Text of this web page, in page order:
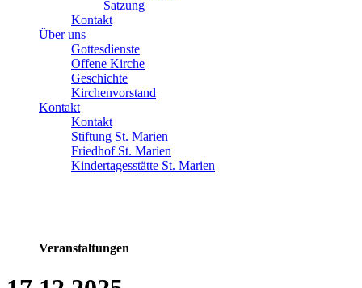
Satzung
Kontakt
Über uns
Gottesdienste
Offene Kirche
Geschichte
Kirchenvorstand
Kontakt
Kontakt
Stiftung St. Marien
Friedhof St. Marien
Kindertagesstätte St. Marien
Veranstaltungen